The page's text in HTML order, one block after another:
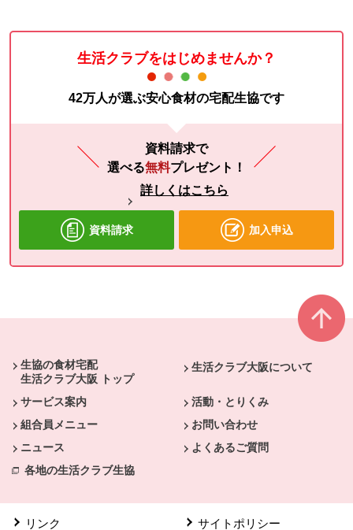
生活クラブをはじめませんか？
42万人が選ぶ安心食材の宅配生協です
資料請求で
選べる無料プレゼント！
詳しくはこちら
資料請求 加入申込
生協の食材宅配
生活クラブ大阪 トップ
生活クラブ大阪について
サービス案内
活動・とりくみ
組合員メニュー
お問い合わせ
ニュース
よくあるご質問
各地の生活クラブ生協
リンク サイトポリシー